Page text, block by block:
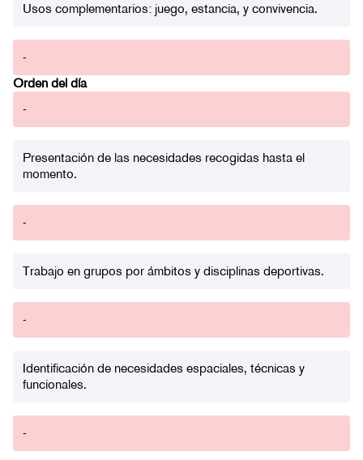
Usos complementarios: juego, estancia, y convivencia.
-
Orden del día
-
Presentación de las necesidades recogidas hasta el
momento.
-
Trabajo en grupos por ámbitos y disciplinas deportivas.
-
Identificación de necesidades espaciales, técnicas y
funcionales.
-